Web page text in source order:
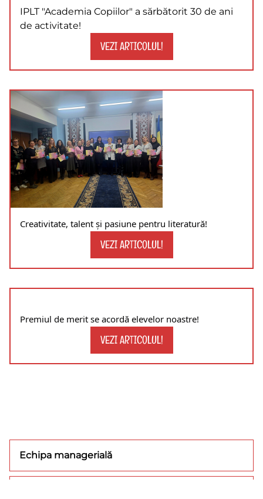
IPLT "Academia Copiilor" a sărbătorit 30 de ani
de activitate!
VEZI ARTICOLUL!
Creativitate, talent și pasiune pentru literatură!
VEZI ARTICOLUL!
Premiul de merit se acordă elevelor noastre!
VEZI ARTICOLUL!
Echipa managerială